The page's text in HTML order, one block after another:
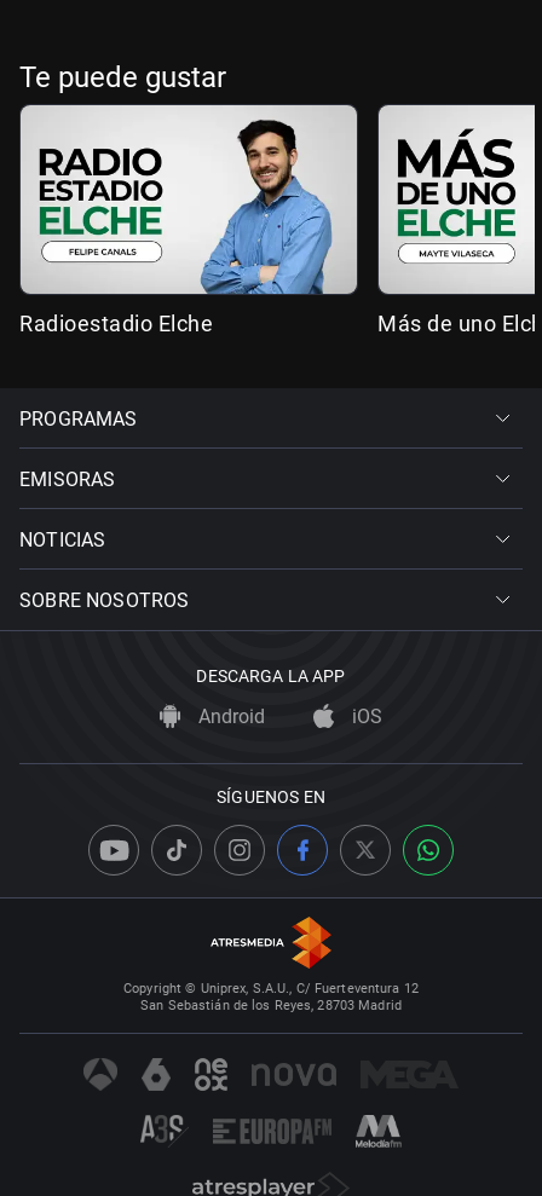
Te puede gustar
Radioestadio Elche Más de uno
PROGRAMAS
EMISORAS
NOTICIAS
SOBRE NOSOTROS
DESCARGA LA APP
Android iOS
SÍGUENOS EN
Copyright © Uniprex, S.A.U., C/ Fuerteventura 12
San Sebastián de los Reyes, 28703 Madrid